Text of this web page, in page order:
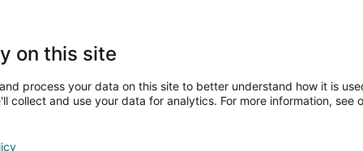
L-5326 Contern (Conter)
on this site
process your data on this site to better understand how it is
collect and use your data for analytics. For more information, see